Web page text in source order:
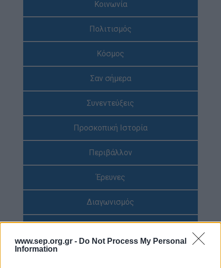
www.sep.org.gr - Do Not Process My Personal
Information
Η Προσκοπική Μέθοδος
Προσκοπικό Πρόγραμμα
Στόχοι Βιώσιμης Ανάπτυξης
Earth Tribe
Ομάδα Διάσωσης Άγριας Ζωής
Νέα
Ευκαιρίες Καριέρας
Κοινωνία
Πολιτισμός
Κόσμος
Σαν σήμερα
Συνεντεύξεις
Προσκοπική Ιστορία
Περιβάλλον
Έρευνες
Διαγωνισμός